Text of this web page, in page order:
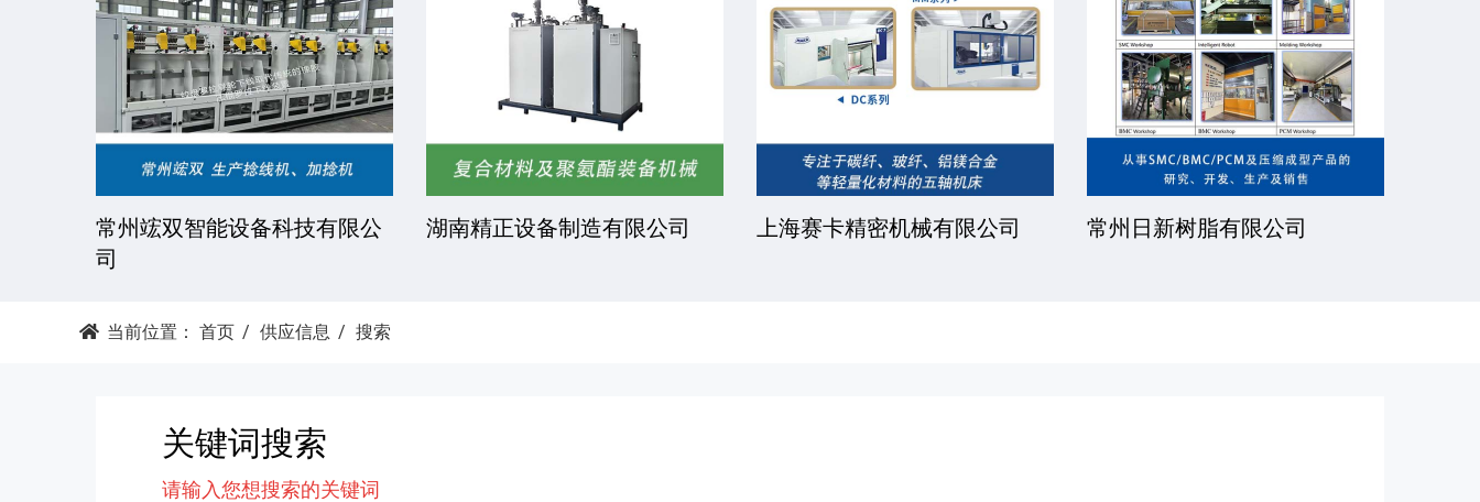
常州竤双智能设备科技有限公
司
湖南精正设备制造有限公司 上海赛卡精密机械有限公司 常州日新树脂有限公司
当前位置： 首页 供应信息 搜索
关键词搜索
请输入您想搜索的关键词